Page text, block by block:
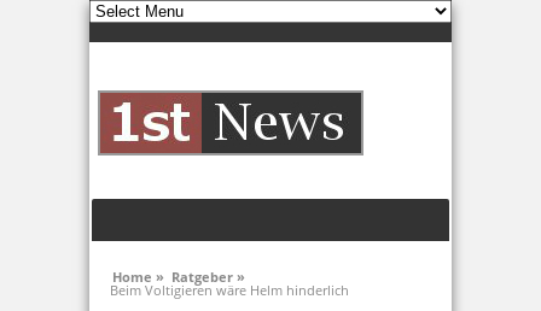
Home » Ratgeber »
Beim Voltigieren wäre Helm hinderlich